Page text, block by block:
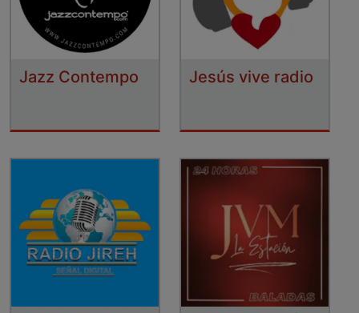
Jazz Contempo Jesús vive radio